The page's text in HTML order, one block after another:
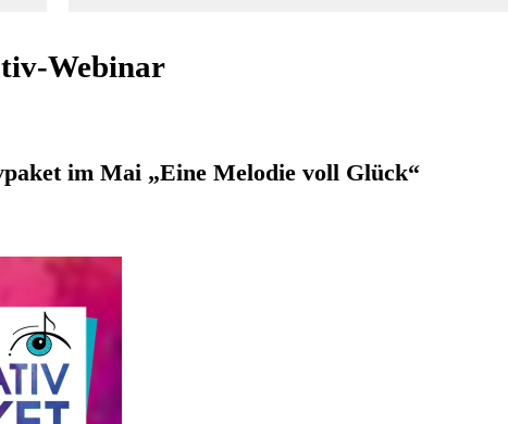
Webinar
im Mai „Eine Melodie voll Glück“